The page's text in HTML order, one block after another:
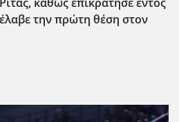
την πρώτη θέση στον